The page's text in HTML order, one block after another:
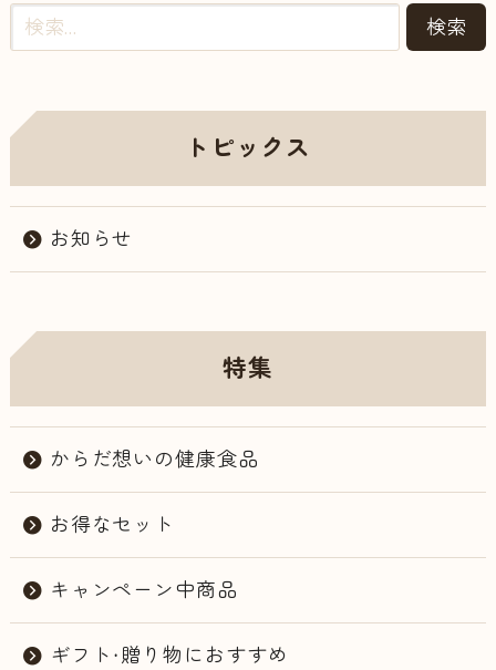
トピックス
お知らせ
特集
からだ想いの健康食品
お得なセット
キャンペーン中商品
ギフト・贈り物におすすめ